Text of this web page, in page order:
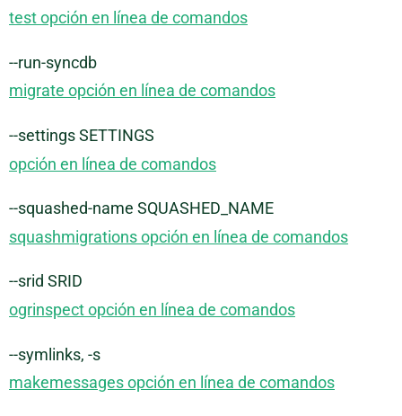
test opción en línea de comandos
--run-syncdb
migrate opción en línea de comandos
--settings SETTINGS
opción en línea de comandos
--squashed-name SQUASHED_NAME
squashmigrations opción en línea de comandos
--srid SRID
ogrinspect opción en línea de comandos
--symlinks, -s
makemessages opción en línea de comandos